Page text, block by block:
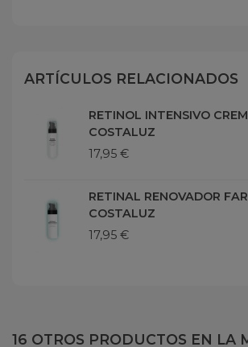
ARTÍCULOS RELACIONADOS
RETINOL INTENSIVO
COSTALUZ
17,95 €
RETINAL RENOVADOR
COSTALUZ
17,95 €
16 OTROS PRODUCTOS EN LA